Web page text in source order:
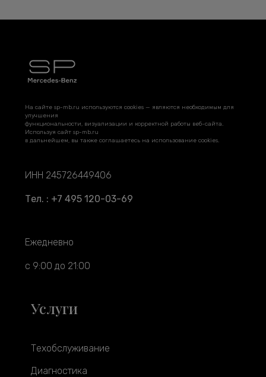
На сайте sp-mb.ru используются cookies — являются необходимым для
улучшения
функциональности, визуализации и корректной работы веб-сайта.
Используя сайт sp-mb.ru
в дальнейшем, вы также соглашаетесь на использование cookies.
ИНН 245726449406
Тел. : +7 495 120-03-69
Ежедневно
с 9:00 до 21:00
Услуги
Техобслуживание
Диагностика